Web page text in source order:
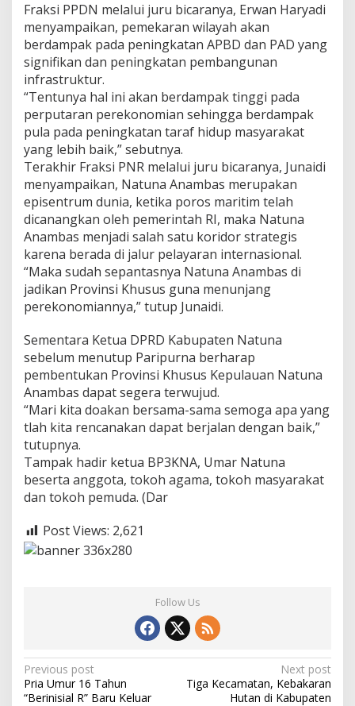
Fraksi PPDN melalui juru bicaranya, Erwan Haryadi
menyampaikan, pemekaran wilayah akan
berdampak pada peningkatan APBD dan PAD yang
signifikan dan peningkatan pembangunan
infrastruktur.
“Tentunya hal ini akan berdampak tinggi pada
perputaran perekonomian sehingga berdampak
pula pada peningkatan taraf hidup masyarakat
yang lebih baik,” sebutnya.
Terakhir Fraksi PNR melalui juru bicaranya, Junaidi
menyampaikan, Natuna Anambas merupakan
episentrum dunia, ketika poros maritim telah
dicanangkan oleh pemerintah RI, maka Natuna
Anambas menjadi salah satu koridor strategis
karena berada di jalur pelayaran internasional.
“Maka sudah sepantasnya Natuna Anambas di
jadikan Provinsi Khusus guna menunjang
perekonomiannya,” tutup Junaidi.
Sementara Ketua DPRD Kabupaten Natuna
sebelum menutup Paripurna berharap
pembentukan Provinsi Khusus Kepulauan Natuna
Anambas dapat segera terwujud.
“Mari kita doakan bersama-sama semoga apa yang
tlah kita rencanakan dapat berjalan dengan baik,”
tutupnya.
Tampak hadir ketua BP3KNA, Umar Natuna
beserta anggota, tokoh agama, tokoh masyarakat
dan tokoh pemuda. (Dar
Post Views: 2,621
Follow Us
P
o
Previous post
Pria Umur 16 Tahun
“Berinisial R” Baru Keluar
Next post
Tiga Kecamatan, Kebakaran
Hutan di Kabupaten